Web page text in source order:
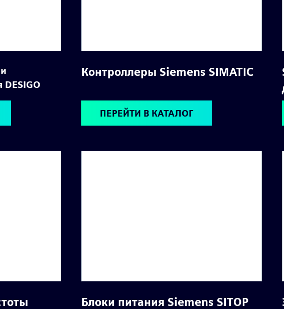
Контроллеры Siemens SIMATIC
ПЕРЕЙТИ В КАТАЛОГ
Блоки питания Siemens SITOP